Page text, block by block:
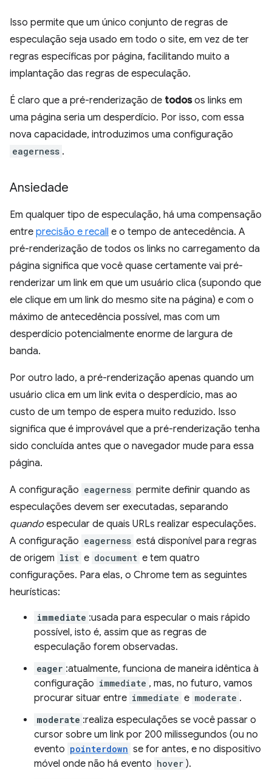
Isso permite que um único conjunto de regras de
especulação seja usado em todo o site, em vez de ter
regras específicas por página, facilitando muito a
implantação das regras de especulação.
É claro que a pré-renderização de todosos links em
uma página seria um desperdício. Por isso, com essa
nova capacidade, introduzimos uma configuração
eagerness .
Ansiedade
Em qualquer tipo de especulação, há uma compensação
entre precisão e recall e o tempo de antecedência. A
pré-renderização de todos os links no carregamento da
página significa que você quase certamente vai pré-
renderizar um link em que um usuário clica (supondo que
ele clique em um link do mesmo site na página) e com o
máximo de antecedência possível, mas com um
desperdício potencialmente enorme de largura de
banda.
Por outro lado, a pré-renderização apenas quando um
usuário clica em um link evita o desperdício, mas ao
custo de um tempo de espera muito reduzido. Isso
significa que é improvável que a pré-renderização tenha
sido concluída antes que o navegador mude para essa
página.
A configuração eagerness permite definir quando as
especulações devem ser executadas, separando
quando especular de quais URLs realizar especulações.
A configuração eagerness está disponível para regras
de origem list e document e tem quatro
configurações. Para elas, o Chrome tem as seguintes
heurísticas:
immediate :usada para especular o mais rápido
possível, isto é, assim que as regras de
especulação forem observadas.
eager :atualmente, funciona de maneira idêntica à
configuração immediate , mas, no futuro, vamos
procurar situar entre immediate e moderate .
moderate :realiza especulações se você passar o
cursor sobre um link por 200 milissegundos (ou no
evento pointerdown se for antes, e no dispositivo
móvel onde não há evento hover ).